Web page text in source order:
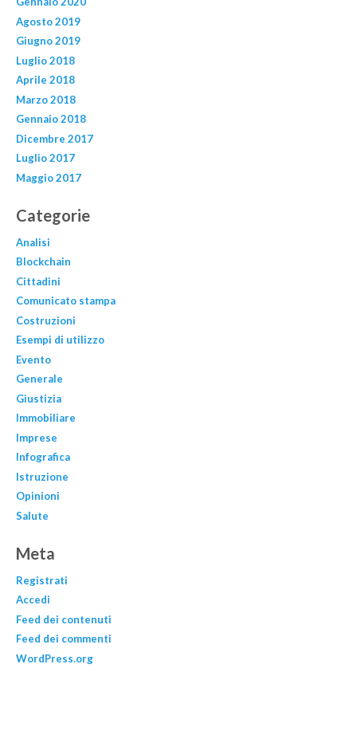
Agosto 2019
Giugno 2019
Luglio 2018
Aprile 2018
Marzo 2018
Gennaio 2018
Dicembre 2017
Luglio 2017
Maggio 2017
Categorie
Analisi
Blockchain
Cittadini
Comunicato stampa
Costruzioni
Esempi di utilizzo
Evento
Generale
Giustizia
Immobiliare
Imprese
Infografica
Istruzione
Opinioni
Salute
Meta
Registrati
Accedi
Feed dei contenuti
Feed dei commenti
WordPress.org